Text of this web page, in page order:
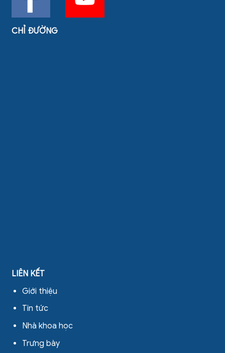
CHỈ ĐƯỜNG
LIÊN KẾT
Giới thiệu
Tin tức
Nhà khoa học
Trưng bày